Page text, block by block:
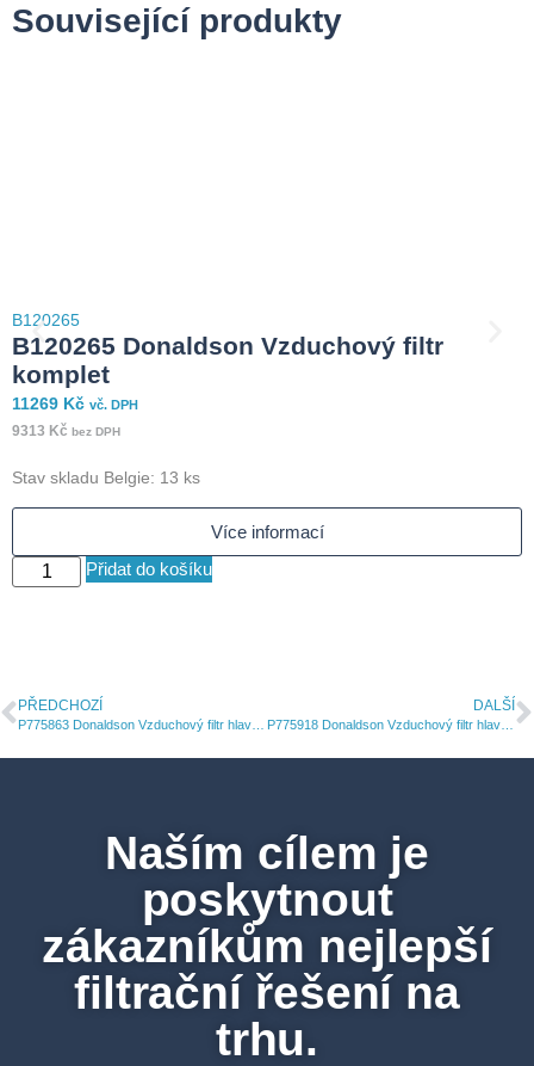
Související produkty
B120265
B120265 Donaldson Vzduchový filtr
komplet
11269 Kč vč. DPH
9313 Kč bez DPH
Stav skladu Belgie: 13 ks
Více informací
Přidat do košíku
PŘEDCHOZÍ DALŠÍ
P775918 Donaldson Vzduchový filtr hlavní vložka
Naším cílem je
poskytnout
zákazníkům nejlepší
filtrační řešení na
trhu.